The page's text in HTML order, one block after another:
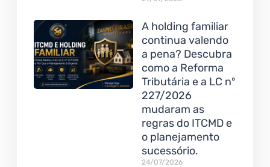
A holding familiar
continua valendo
a pena? Descubra
como a Reforma
Tributária e a LC nº
227/2026
mudaram as
regras do ITCMD e
o planejamento
sucessório.
24/07/2026